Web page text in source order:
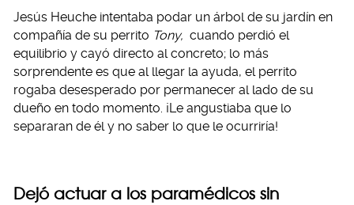
Jesús Heuche intentaba podar un árbol de su jardín en
compañía de su perrito Tony, cuando perdió el
equilibrio y cayó directo al concreto; lo más
sorprendente es que al llegar la ayuda, el perrito
rogaba desesperado por permanecer al lado de su
dueño en todo momento. ¡Le angustiaba que lo
separaran de él y no saber lo que le ocurriría!
Dejó actuar a los paramédicos sin